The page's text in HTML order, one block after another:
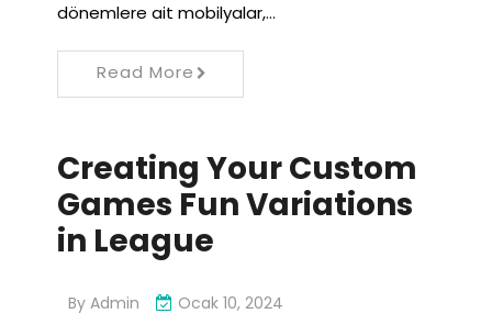
dönemlere ait mobilyalar,…
Read More
Creating Your Custom
Games Fun Variations
in League
By Admin Ocak 10, 2024